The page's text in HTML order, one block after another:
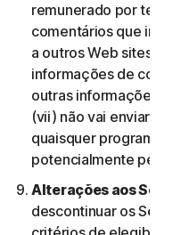
remunerado por
comentários que
a outros Web sites,
informações de
outras informações
(vii) não vai enviar
quaisquer programas
potencialmente
Alterações aos
descontinuar os